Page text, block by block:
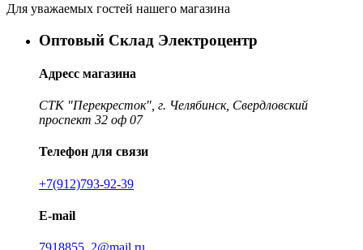
Для уважаемых гостей нашего магазина
Оптовый Склад Электроцентр
Адресс магазина
СТК "Перекресток", г. Челябинск, Свердловский
проспект 32 оф 07
Телефон для связи
+7(912)793-92-39
E-mail